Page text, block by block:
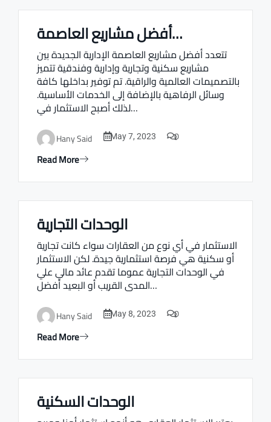
Real estate Estate ville أفضل مشاريع العاصمة…
تتعدد أفضل مشاريع العاصمة الإدارية الجديدة بين
مشاريع سكنية وتجارية وإدارية وفندقية تتميز
بالتصميمات العالمية والراقية. تم توفير بداخلها كافة
وسائل الرفاهية بالإضافة إلى الخدمات الأساسية.
لذلك أصبح الاستثمار في…
Hany Said May 7, 2023 0
Read More
Real estate Estate ville
الوحدات التجارية
الاستثمار في أي نوع من العقارات سواء كانت تجارية
أو سكنية هي فرصة استثمارية جيدة. لكن الاستثمار
في الوحدات التجارية عموما تقدم عائد مالي علي
المدى القريب أو البعيد أفضل…
Hany Said May 8, 2023 0
Read More
Real estate Estate ville
الوحدات السكنية